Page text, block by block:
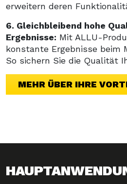
erweitern deren
6. Gleichbleibend hohe
Ergebnisse: Mit ALLU-
konstante Ergebnisse beim
So sichern Sie die Qualität
MEHR ÜBER IHRE